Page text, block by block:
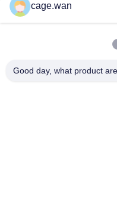
신속 시험을 위한 누름 단추
터 깊이
1.2 밀리미터 1.4 밀리미터
cage.wan
Good day, what product